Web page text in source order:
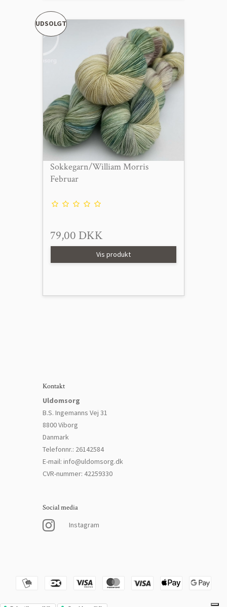
UDSOLGT
Sokkegarn/William Morris
Februar
79,00 DKK
Vis produkt
Kontakt
Uldomsorg
B.S. Ingemanns Vej 31
8800 Viborg
Danmark
Telefonnr.: 26142584
E-mail: info@uldomsorg.dk
CVR-nummer: 42259330
Social media
Instagram